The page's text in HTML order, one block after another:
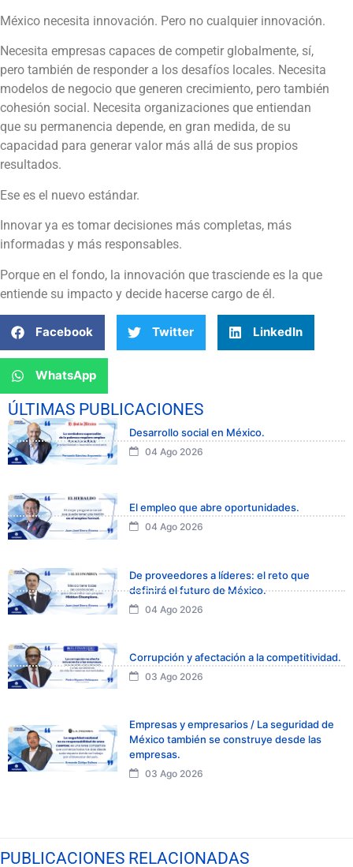
México necesita innovación. Pero no cualquier innovación.
Necesita empresas capaces de competir globalmente, sí,
pero también de responder a los desafíos locales. Necesita
modelos de negocio que generen crecimiento, pero también
cohesión social. Necesita organizaciones que entiendan
que su permanencia depende, en gran medida, de su
capacidad para generar valor más allá de sus propios
resultados.
Ese es el nuevo estándar.
Innovar ya es tomar decisiones más completas, más
informadas y más responsables.
Porque en el fondo, la innovación que trasciende es la que
entiende su impacto y decide hacerse cargo de él.
Facebook Twitter LinkedIn
WhatsApp
ÚLTIMAS PUBLICACIONES
Desarrollo social en México.
04 Ago 2026
El empleo que abre oportunidades.
04 Ago 2026
De proveedores a líderes: el reto que
definirá el futuro de México.
04 Ago 2026
Corrupción y afectación a la competitividad.
03 Ago 2026
Empresas y empresarios / La seguridad de
México también se construye desde las
empresas.
03 Ago 2026
PUBLICACIONES RELACIONADAS